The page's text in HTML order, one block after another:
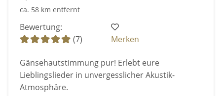
ca. 58 km entfernt
Bewertung:
(7)
Merken
Gänsehautstimmung pur! Erlebt eure
Lieblingslieder in unvergesslicher Akustik-
Atmosphäre.